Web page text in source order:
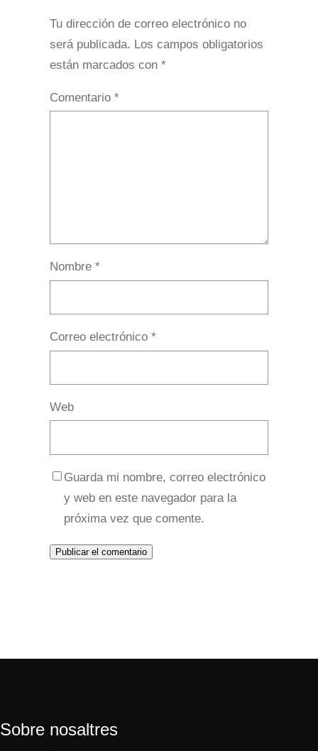
Tu dirección de correo electrónico no
será publicada. Los campos obligatorios
están marcados con *
Comentario *
Nombre *
Correo electrónico *
Web
Guarda mi nombre, correo electrónico
y web en este navegador para la
próxima vez que comente.
Sobre nosaltres